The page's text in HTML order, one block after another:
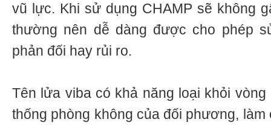
vũ lực. Khi sử dụng CHAMP sẽ không
thường nên dễ dàng được cho phép
phản đối hay rủi ro.
Tên lửa viba có khả năng loại khỏi
thống phòng không của đối phương,